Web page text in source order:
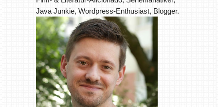
Java Junkie, Wordpress-Enthusiast, Blogger.